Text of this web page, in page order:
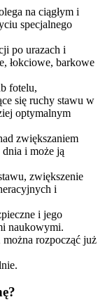
na ciągłym i
specjalnego
po urazach i
łokciowe, barkowe
fotelu,
się ruchy stawu w
optymalnym
zwiększaniem
i może ją
zwiększenie
i
i jego
naukowymi.
rozpocząć już